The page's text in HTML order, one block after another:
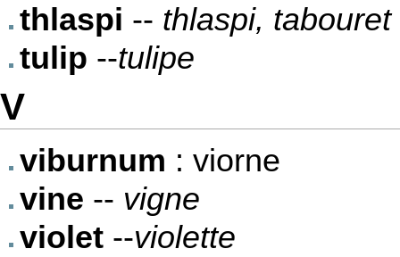
thlaspi -- thlaspi,
tulip --tulipe
V
viburnum : viorne
vine -- vigne
violet --violette